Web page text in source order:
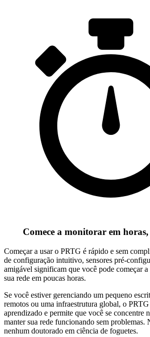
Comece a monitorar em
Começar a usar o PRTG é rápido e sem
de configuração intuitivo, sensores pré-
amigável significam que você pode começar
sua rede em poucas horas.
Se você estiver gerenciando um pequeno
remotos ou uma infraestrutura global, o
aprendizado e permite que você se concentre
manter sua rede funcionando sem problemas.
nenhum doutorado em ciência de foguetes.